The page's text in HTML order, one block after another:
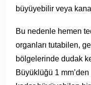
büyüyebilir veya
Bu nedenle hemen
organları tutabilen,
bölgelerinde dudak
Büyüklüğü 1